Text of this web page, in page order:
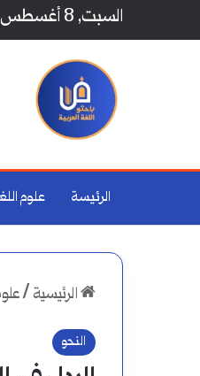
السبت, 8 أغسطس، 2026
الرئيسة علوم
الرئيسية /
النحو